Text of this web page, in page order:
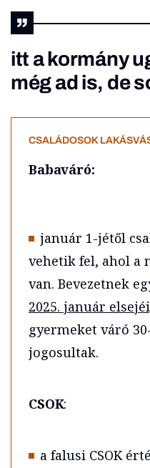
itt a kormány
még ad is, de
CSALÁDOSOK
Babaváró:
január 1-jétől
vehetik fel, ahol a
van. Bevezetnek
2025. január
gyermeket váró
jogosultak.
CSOK:
a falusi CSOK